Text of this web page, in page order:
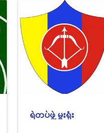
စီးဌာနရဲတပ်ဖွဲ့ မှူးရုံး